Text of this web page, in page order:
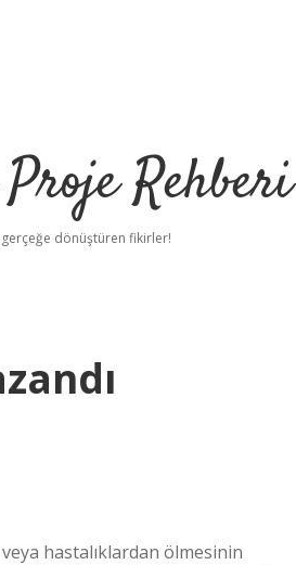
Rehberi
dönüştüren fikirler!
hastalıklardan ölmesinin